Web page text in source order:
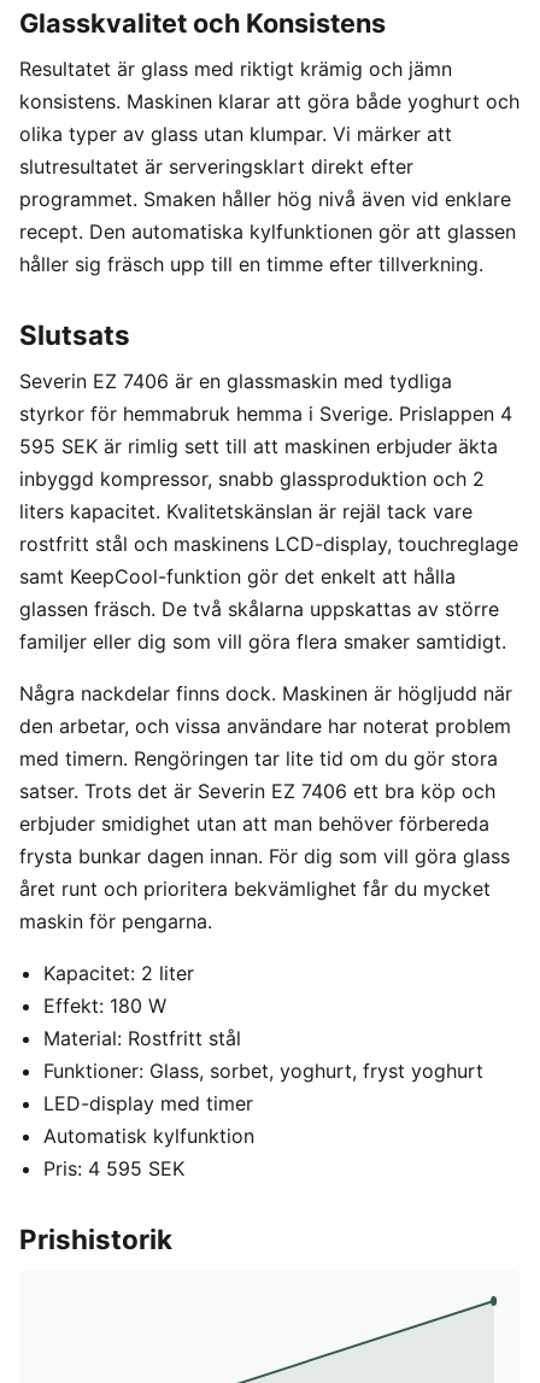
Glasskvalitet och Konsistens
Resultatet är glass med riktigt krämig och jämn
konsistens. Maskinen klarar att göra både yoghurt och
olika typer av glass utan klumpar. Vi märker att
slutresultatet är serveringsklart direkt efter
programmet. Smaken håller hög nivå även vid enklare
recept. Den automatiska kylfunktionen gör att glassen
håller sig fräsch upp till en timme efter tillverkning.
Slutsats
Severin EZ 7406 är en glassmaskin med tydliga
styrkor för hemmabruk hemma i Sverige. Prislappen 4
595 SEK är rimlig sett till att maskinen erbjuder äkta
inbyggd kompressor, snabb glassproduktion och 2
liters kapacitet. Kvalitetskänslan är rejäl tack vare
rostfritt stål och maskinens LCD-display, touchreglage
samt KeepCool-funktion gör det enkelt att hålla
glassen fräsch. De två skålarna uppskattas av större
familjer eller dig som vill göra flera smaker samtidigt.
Några nackdelar finns dock. Maskinen är högljudd när
den arbetar, och vissa användare har noterat problem
med timern. Rengöringen tar lite tid om du gör stora
satser. Trots det är Severin EZ 7406 ett bra köp och
erbjuder smidighet utan att man behöver förbereda
frysta bunkar dagen innan. För dig som vill göra glass
året runt och prioritera bekvämlighet får du mycket
maskin för pengarna.
Kapacitet: 2 liter
Effekt: 180 W
Material: Rostfritt stål
Funktioner: Glass, sorbet, yoghurt, fryst yoghurt
LED-display med timer
Automatisk kylfunktion
Pris: 4 595 SEK
Prishistorik